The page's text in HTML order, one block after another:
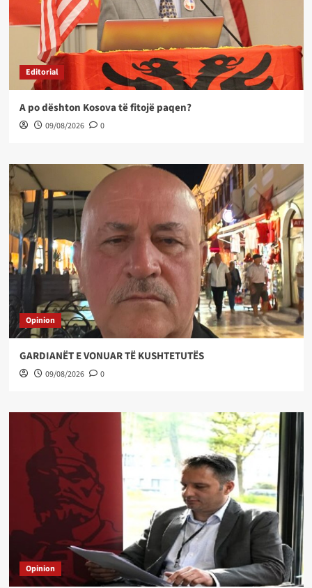
Editorial
A po dështon Kosova të fitojë paqen?
09/08/2026 0
Opinion
GARDIANËT E VONUAR TË KUSHTETUTËS
09/08/2026 0
Opinion